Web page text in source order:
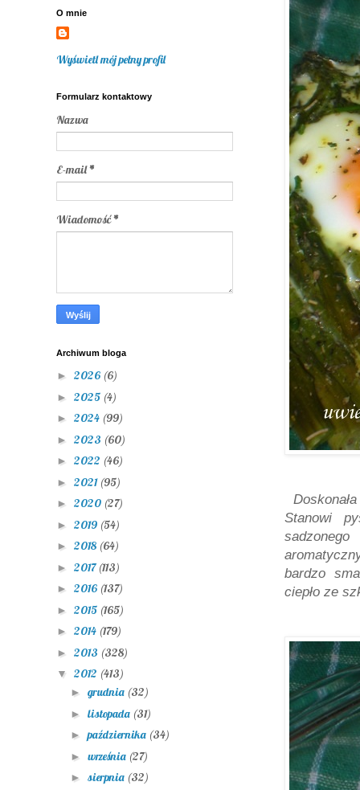
Stanowi
bardzo
ciepło ze
O mnie
Wyświetl mój pełny profil
Formularz kontaktowy
Nazwa
E-mail*
Wiadomość*
Archiwum bloga
► 2026 (6)
► 2025 (4)
► 2024 (99)
► 2023 (60)
► 2022 (46)
► 2021 (95)
► 2020 (27)
► 2019 (54)
► 2018 (64)
► 2017(113)
► 2016 (137)
► 2015 (165)
► 2014 (179)
► 2013 (328)
▼ 2012 (413)
► grudnia (32)
► listopada (31)
►października (34)
► września (27)
► sierpnia (32)